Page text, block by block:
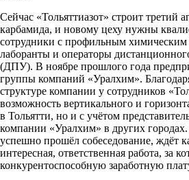
Сейчас «Тольяттиазот» строит третий
карбамида, и новому цеху нужны
сотрудники с профильным химическим
лаборанты и операторы
(ДПУ). В ноябре прошлого года
группы компаний «Уралхим».
структуре компании у сотрудников
возможность вертикального и
в Тольятти, но и с учётом
компании «Уралхим» в других
успешно прошёл собеседование, ждёт
интересная, ответственная работа, за
конкурентоспособную заработную